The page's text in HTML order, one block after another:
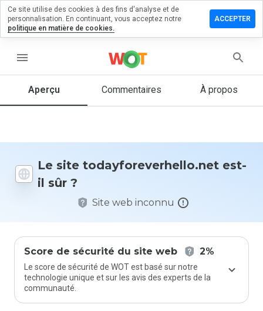
menu
Aperçu Commentaires À propos
Le site todayforeverhello.net est-
il sûr ?
Site web inconnu
Score de sécurité du site web 2%
Le score de sécurité de WOT est basé sur notre
technologie unique et sur les avis des experts de la
communauté.
sur
Quelle
donneriez-
Ce site utilise des cookies à des fins d'analyse et de
personnalisation. En continuant, vous acceptez notre
politique en matière de cookies.
ACCEPTER